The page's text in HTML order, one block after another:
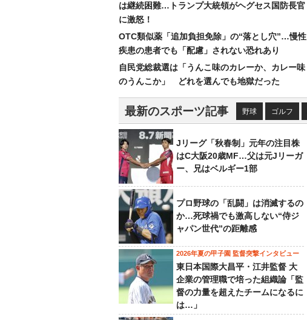
は継続困難…トランプ大統領がヘグセス国防長官
に激怒！
OTC類似薬「追加負担免除」の“落とし穴”…慢性
疾患の患者でも「配慮」されない恐れあり
自民党総裁選は「うんこ味のカレーか、カレー味
のうんこか」 どれを選んでも地獄だった
最新のスポーツ記事 野球 ゴルフ
Jリーグ「秋春制」元年の注目株
はC大阪20歳MF…父は元Jリーガ
ー、兄はベルギー1部
プロ野球の「乱闘」は消滅するの
か…死球禍でも激高しない“侍ジ
ャパン世代”の距離感
2026年夏の甲子園 監督突撃インタビュー
東日本国際大昌平・江井監督 大
企業の管理職で培った組織論「監
督の力量を超えたチームになるに
は…」